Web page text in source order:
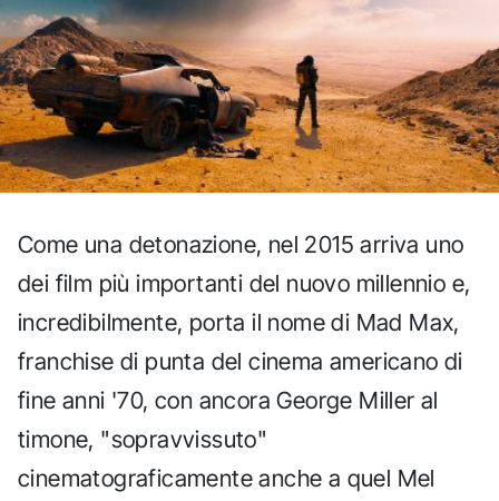
Come una detonazione, nel 2015 arriva uno
dei film più importanti del nuovo millennio e,
incredibilmente, porta il nome di Mad Max,
franchise di punta del cinema americano di
fine anni '70, con ancora George Miller al
timone, "sopravvissuto"
cinematograficamente anche a quel Mel